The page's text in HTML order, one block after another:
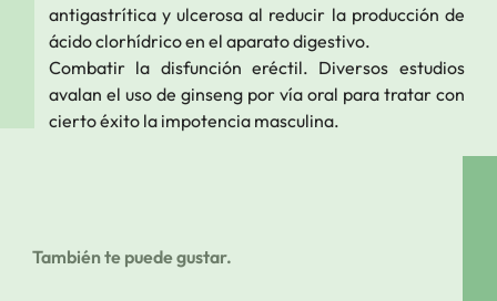
antigastrítica y ulcerosa al reducir la producción de
ácido clorhídrico en el aparato digestivo.
Combatir la disfunción eréctil. Diversos estudios
avalan el uso de ginseng por vía oral para tratar con
cierto éxito la impotencia masculina.
También te puede gustar.